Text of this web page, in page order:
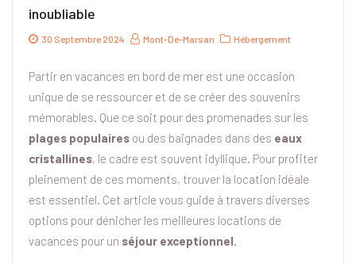
inoubliable
30 Septembre 2024 Mont-De-Marsan Hébergement
Partir en vacances en bord de mer est une occasion
unique de se ressourcer et de se créer des souvenirs
mémorables. Que ce soit pour des promenades sur les
plages populaires ou des baignades dans des eaux
cristallines, le cadre est souvent idyllique. Pour profiter
pleinement de ces moments, trouver la location idéale
est essentiel. Cet article vous guide à travers diverses
options pour dénicher les meilleures locations de
vacances pour un séjour exceptionnel.